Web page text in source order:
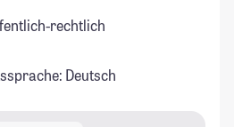
rechtlich
Deutsch